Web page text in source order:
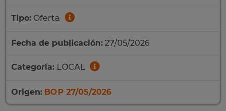
Tipo: Oferta
Fecha de publicación: 27/05/2026
Categoría: LOCAL
Origen: BOP 27/05/2026